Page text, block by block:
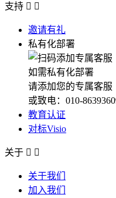
支持  
邀请有礼
私有化部署
如需私有化部署
请添加您的专属客服
或致电：010-
教育认证
对标Visio
关于  
关于我们
加入我们